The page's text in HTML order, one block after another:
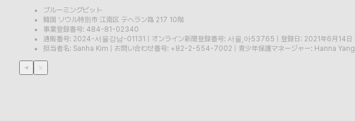
ブルーミングビット
韓国 ソウル特別市 江南区 テヘラン路 217 10階
事業登録番号: 484-81-02340
通販番号: 2024-서울강남-01131
オンライン新聞登録番号: 서울,아53765 登録日: 2021年6月14日
担当者名: Sanha Kim
お問い合わせ番号: +82-2-554-7002 青少年保護マネージャー: Hanna Yang